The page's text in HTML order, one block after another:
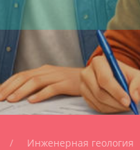
Инженерная геология